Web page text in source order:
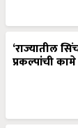
‘राज्यातील
प्रकल्पांची